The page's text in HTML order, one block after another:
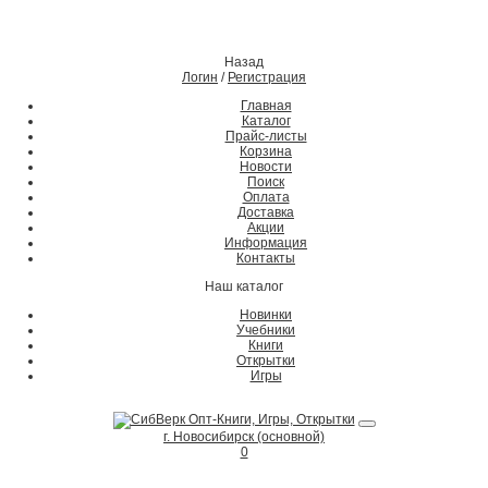
Назад
Логин / Регистрация
Главная
Каталог
Прайс-листы
Корзина
Новости
Поиск
Оплата
Доставка
Акции
Информация
Контакты
Наш каталог
Новинки
Учебники
Книги
Открытки
Игры
г. Новосибирск (основной)
0